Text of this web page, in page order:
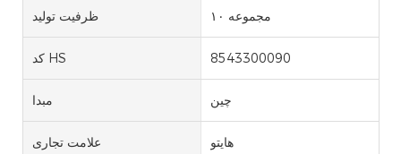
ظرفیت تولید ۱۰ مجموعه
کد HS 8543300090
مبدا چین
علامت تجاری هایتو